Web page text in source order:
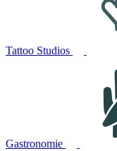
Tattoo Studios
Gastronomie